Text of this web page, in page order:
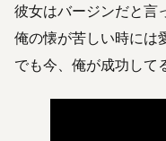
彼女はバージンだと言
俺の懐が苦しい時には
でも今、俺が成功して